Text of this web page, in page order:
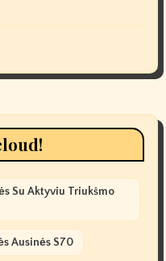
Su Aktyviu Triukšmo
Ausinės S70